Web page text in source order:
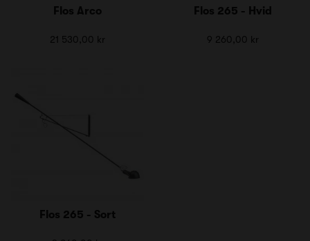
Flos Arco
21 530,00 kr
Flos 265 - Hvid
9 260,00 kr
Flos 265 - Sort